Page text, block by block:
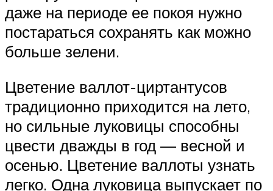
даже на периоде ее покоя нужно
постараться сохранять как можно
больше зелени.
Цветение валлот-циртантусов
традиционно приходится на лето,
но сильные луковицы способны
цвести дважды в год — весной и
осенью. Цветение валлоты узнать
легко. Одна луковица выпускает по